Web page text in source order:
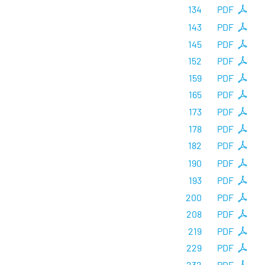
PDF
134
PDF
143
PDF
145
PDF
152
PDF
159
PDF
165
PDF
173
PDF
178
PDF
182
PDF
190
PDF
193
PDF
200
PDF
208
PDF
219
PDF
229